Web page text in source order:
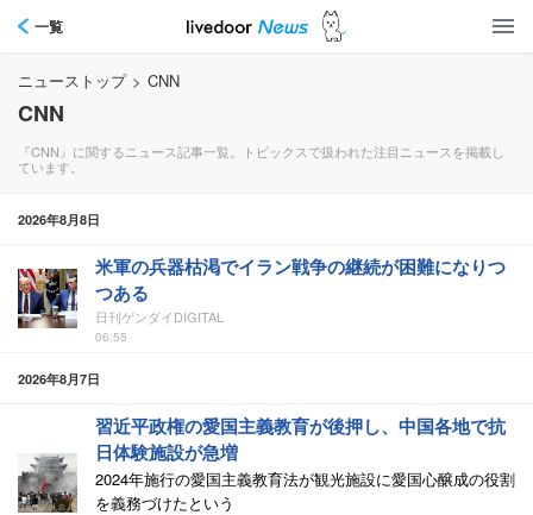
一覧
ニューストップ > CNN
CNN
『CNN』に関するニュース記事一覧。トピックスで扱われた注目ニュースを掲載し
ています。
2026年8月8日
米軍の兵器枯渇でイラン戦争の継続が困難になりつ
つある
日刊ゲンダイDIGITAL
06:55
2026年8月7日
習近平政権の愛国主義教育が後押し、中国各地で抗
日体験施設が急増
2024年施行の愛国主義教育法が観光施設に愛国心醸成の役割
を義務づけたという